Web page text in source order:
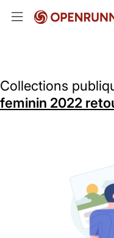
Collections
feminin 2022